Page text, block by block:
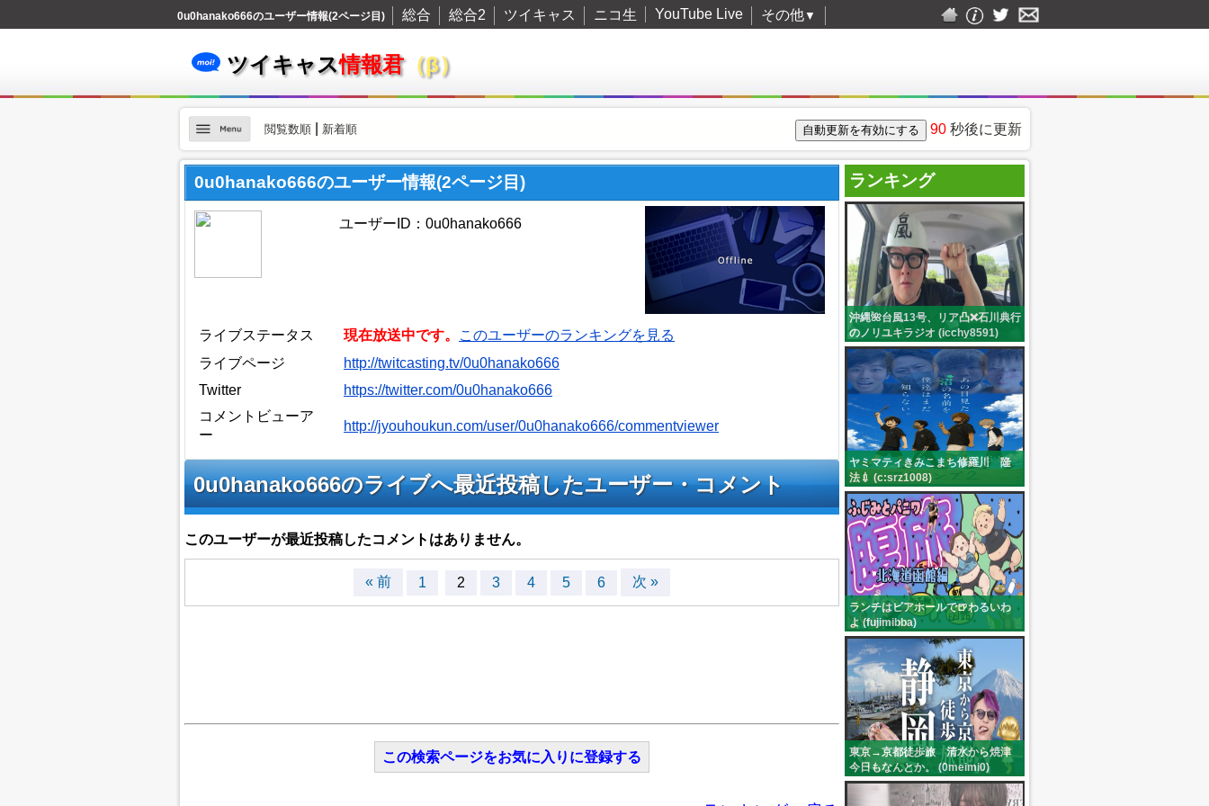
0u0hanako666のユーザー情報(2ページ目) 総合 総合2 ツイキャス ニコ生 YouTube Live その他▼
ツイキャス情報君（β）
閲覧数順| 新着順 90秒後に更新
0u0hanako666のユーザー情報(2ページ目)
ユーザーID：0u0hanako666
ライブステータス 現在放送中です。
このユーザーのランキングを見る
ライブページ
http://twitcasting.tv/0u0hanako666
Twitter
https://twitter.com/0u0hanako666
コメントビューア
ー
http://jyouhoukun.com/user/0u0hanako666/commentviewer
0u0hanako666のライブへ最近投稿したユーザー・コメント
このユーザーが最近投稿したコメントはありません。
« 前 1 2 3 4 5 6 次 »
この検索ページをお気に入りに登録する
ランキング
沖縄🌺台風13号、リア凸❌石川典行
のノリユキラジオ (icchy8591)
ヤミマティきみこまち修羅川 隆
法💉 (c:srz1008)
ランチはビアホールで🍺わるいわ
よ (fujimibba)
東京→京都徒歩旅 清水から焼津
今日もなんとか。 (0meimi0)